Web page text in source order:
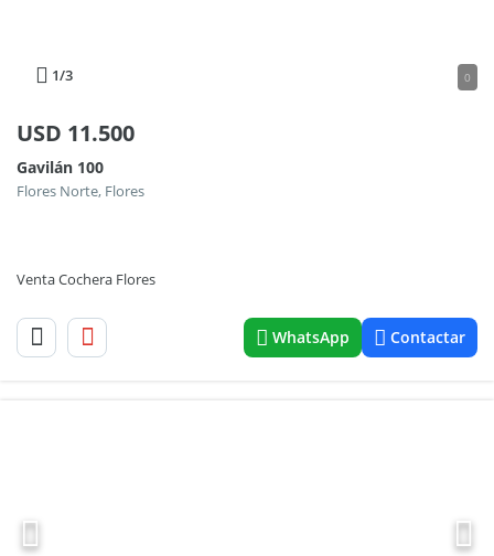
1/3 0
USD 11.500
Gavilán 100
Flores Norte, Flores
Venta Cochera Flores
WhatsApp Contactar